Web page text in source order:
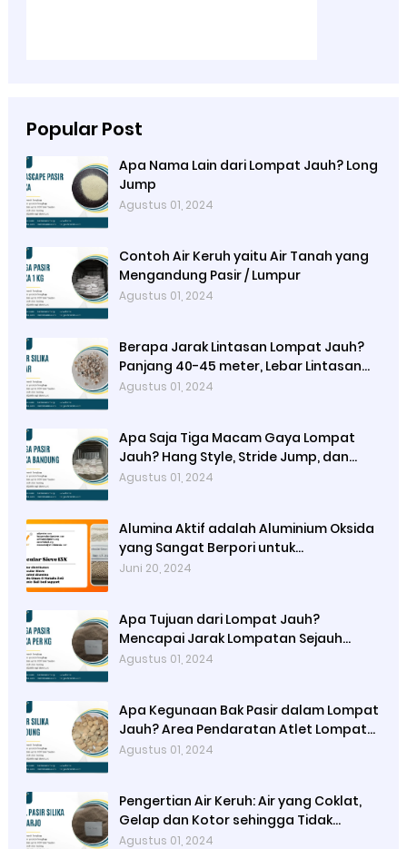
Popular Post
Apa Nama Lain dari Lompat Jauh? Long
Jump
Agustus 01, 2024
Contoh Air Keruh yaitu Air Tanah yang
Mengandung Pasir / Lumpur
Agustus 01, 2024
Berapa Jarak Lintasan Lompat Jauh?
Panjang 40-45 meter, Lebar Lintasan
1,22 meter
Agustus 01, 2024
Apa Saja Tiga Macam Gaya Lompat
Jauh? Hang Style, Stride Jump, dan
Hitch Kick
Agustus 01, 2024
Alumina Aktif adalah Aluminium Oksida
yang Sangat Berpori untuk
Meningkatkan Luas Permukaan dan
Juni 20, 2024
Apa Tujuan dari Lompat Jauh?
Mencapai Jarak Lompatan Sejauh
Mungkin pada Bak Lompat
Agustus 01, 2024
Apa Kegunaan Bak Pasir dalam Lompat
Jauh? Area Pendaratan Atlet Lompat
Jauh
Agustus 01, 2024
Pengertian Air Keruh: Air yang Coklat,
Gelap dan Kotor sehingga Tidak
Tembus Pandang
Agustus 01, 2024